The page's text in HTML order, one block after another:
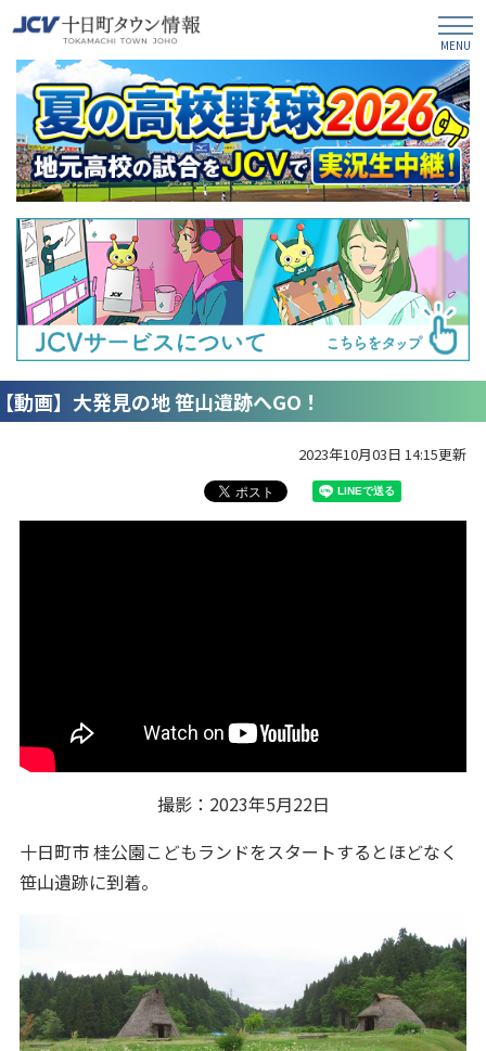
動画】大発見の地 笹山遺跡へGO！
2023年10月03日 14:15更新
撮影：2023年5月22日
十日町市 桂公園こどもランドをスタートするとほどなく
笹山遺跡に到着。